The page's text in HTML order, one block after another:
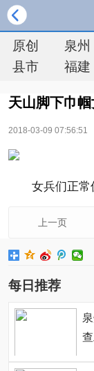
原创 泉州
县市
福建
天山脚下巾
2018-03-09 07:56:51
女兵们正
上一页
每日推荐